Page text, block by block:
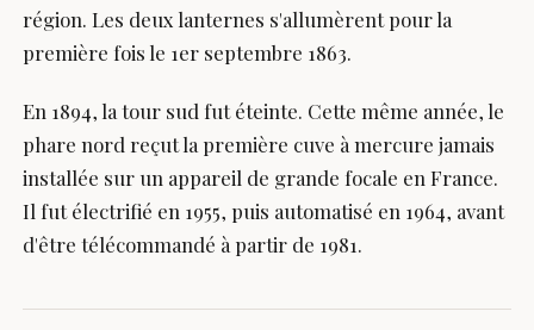
région. Les deux lanternes s'allumèrent pour la
première fois le 1er septembre 1863.
En 1894, la tour sud fut éteinte. Cette même année, le
phare nord reçut la première cuve à mercure jamais
installée sur un appareil de grande focale en France.
Il fut électrifié en 1955, puis automatisé en 1964, avant
d'être télécommandé à partir de 1981.